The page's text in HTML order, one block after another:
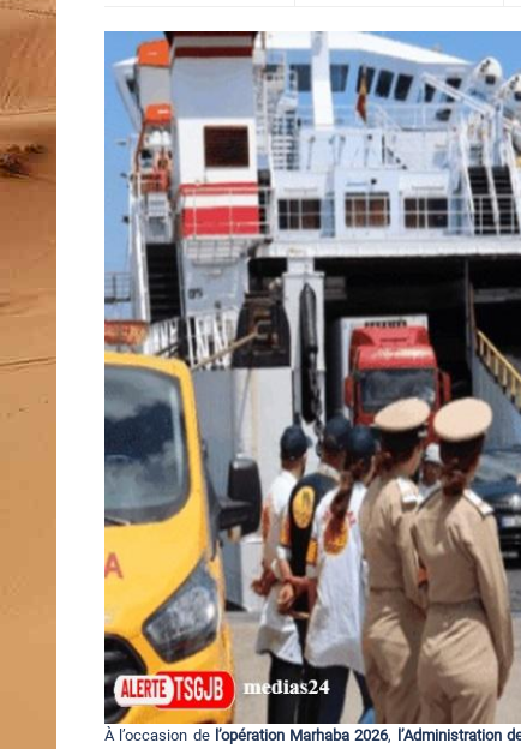
À l’occasion de l’opération Marhaba 2026, l’Administration